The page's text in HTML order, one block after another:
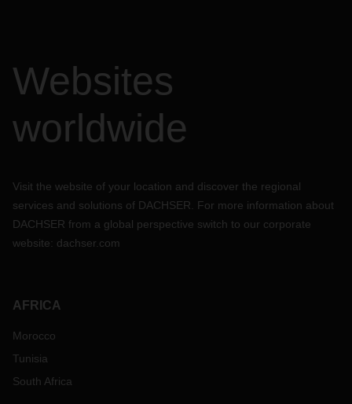
Websites
worldwide
Visit the website of your location and discover the regional
services and solutions of DACHSER. For more information about
DACHSER from a global perspective switch to our corporate
website: dachser.com
AFRICA
Morocco
Tunisia
South Africa